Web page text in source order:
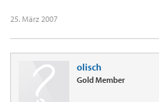
25. März 2007
olisch
Gold Member